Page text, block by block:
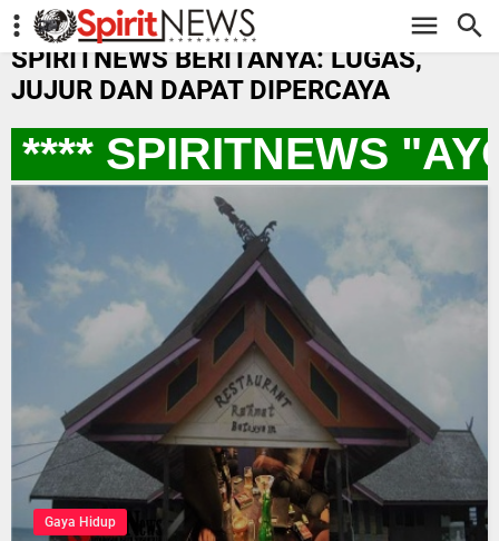
-->
SPIRITNEWS BERITANYA: LUGAS,
JUJUR DAN DAPAT DIPERCAYA
SPIRITNEWS "AYO
Gaya Hidup